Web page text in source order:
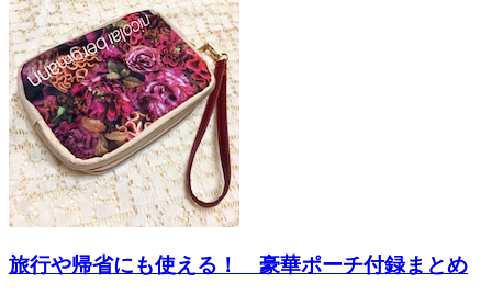
旅行や帰省にも使える！ 豪華ポーチ付録まとめ